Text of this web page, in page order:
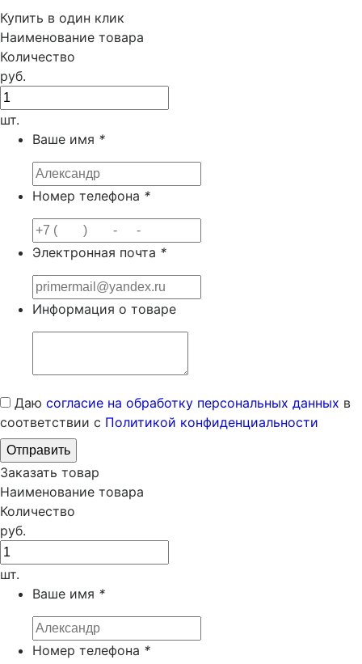
Купить в один клик
Наименование товара
Количество
руб.
шт.
Ваше имя *
Номер телефона *
Электронная почта *
Информация о товаре
Даю согласие на обработку персональных данных в
соответствии с Политикой конфиденциальности
Заказать товар
Наименование товара
Количество
руб.
шт.
Ваше имя *
Номер телефона *